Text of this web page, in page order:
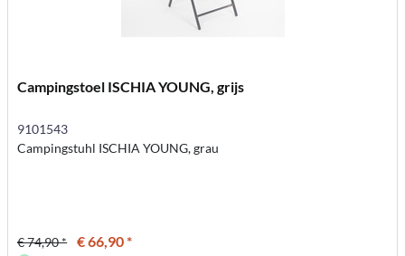
Campingstoel ISCHIA YOUNG, grijs
9101543
Campingstuhl ISCHIA YOUNG, grau
€ 74,90 * € 66,90 *